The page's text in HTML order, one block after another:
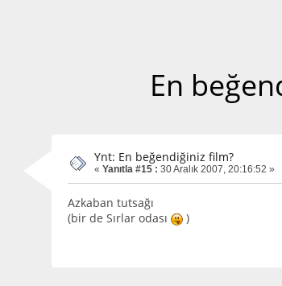
En
Ynt: En beğendiğiniz film?
« Yanıtla #15 : 30 Aralık 2007, 20:16:52 »
Azkaban tutsağı
(bir de Sırlar odası
)